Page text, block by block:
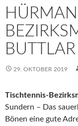
29. OKTOBER 2019
Tischtennis-
Sundern – Das
Bönen eine gute